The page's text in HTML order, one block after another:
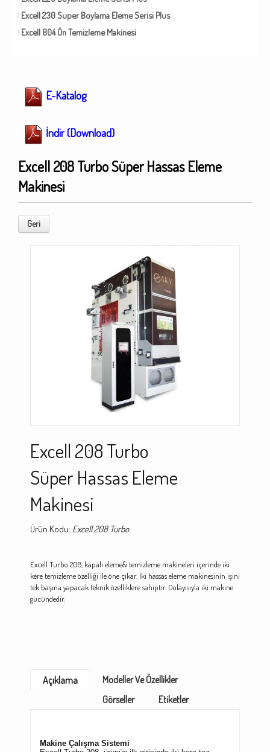
Excell 230 Super Boylama Eleme Serisi Plus
Excell 804 Ön Temizleme Makinesi
E-Katalog
İndir (Download)
Excell 208 Turbo Süper Hassas Eleme
Makinesi
Geri
Excell 208 Turbo
Süper Hassas Eleme
Makinesi
Ürün Kodu: Excell 208 Turbo
Excell Turbo 208, kapalı eleme& temizleme makineleri içerinde iki
kere temizleme özelliği ile öne çıkar. İki hassas eleme makinesinin işini
tek başına yapacak teknik özelliklere sahiptir. Dolayısıyla iki makine
gücündedir.
Açıklama
Modeller Ve Özellikler
Görseller
Etiketler
Makine Çalışma Sistemi